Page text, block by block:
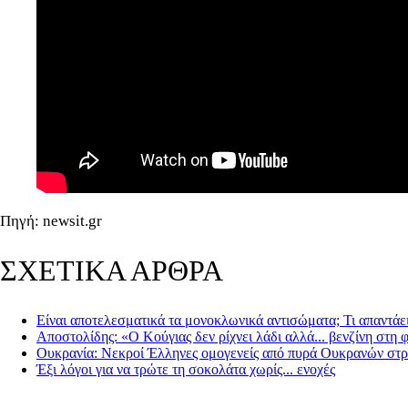
Πηγή: newsit.gr
ΣΧΕΤΙΚΑ ΑΡΘΡΑ
Είναι αποτελεσματικά τα μονοκλωνικά αντισώματα; Τι
Αποστολίδης: «Ο Κούγιας δεν ρίχνει λάδι αλλά... βενζίνη στη
Ουκρανία: Νεκροί Έλληνες ομογενείς από πυρά Ουκρανών
Έξι λόγοι για να τρώτε τη σοκολάτα χωρίς... ενοχές